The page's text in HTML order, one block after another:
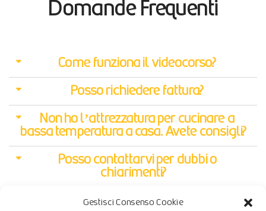
Gestisci Consenso Cookie
Domande Frequenti
Come funziona il videocorso?
Posso richiedere fattura?
Non ho l’attrezzatura per cucinare a
bassa temperatura a casa. Avete consigli?
Posso contattarvi per dubbi o
chiarimenti?
Non so fare neanche un uovo fritto…